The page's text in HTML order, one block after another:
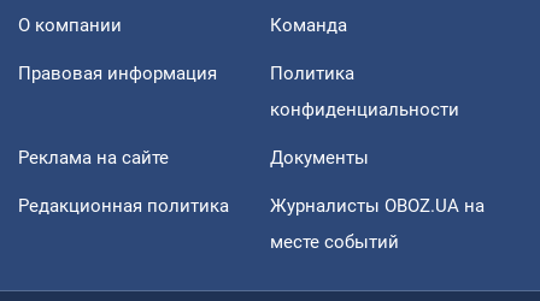
О компании Команда
Правовая информация
Политика
конфиденциальности
Реклама на сайте Документы
Редакционная политика
Журналисты OBOZ.UA на
месте событий